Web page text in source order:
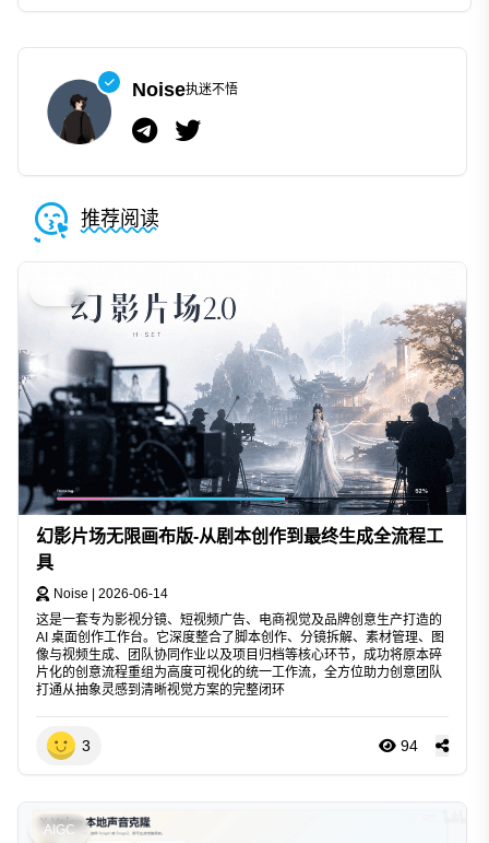
Noise执迷不悟
推荐阅读
AIGC
幻影片场无限画布版-从剧本创作到最终生成全流程工
具
Noise
2026-06-14
这是一套专为影视分镜、短视频广告、电商视觉及品牌创意生产打造的
AI 桌面创作工作台。它深度整合了脚本创作、分镜拆解、素材管理、图
像与视频生成、团队协同作业以及项目归档等核心环节，成功将原本碎
片化的创意流程重组为高度可视化的统一工作流，全方位助力创意团队
打通从抽象灵感到清晰视觉方案的完整闭环
3 94
AIGC